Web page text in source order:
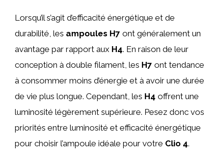
Lorsqu’il s’agit d’efficacité énergétique et de
durabilité, les ampoules H7 ont généralement un
avantage par rapport aux H4. En raison de leur
conception à double filament, les H7 ont tendance
à consommer moins d’énergie et à avoir une durée
de vie plus longue. Cependant, les H4 offrent une
luminosité légèrement supérieure. Pesez donc vos
priorités entre luminosité et efficacité énergétique
pour choisir l’ampoule idéale pour votre Clio 4.